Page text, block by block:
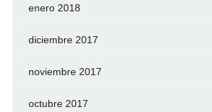
enero 2018
diciembre 2017
noviembre 2017
octubre 2017